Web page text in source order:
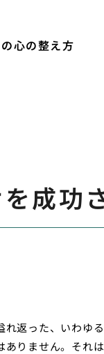
心の整え方
成功
れ返った、いわゆ
ありません。それ